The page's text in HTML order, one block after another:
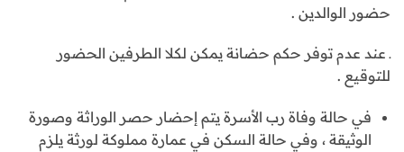
حضور الوالدين .
ـ عند عدم توفر حكم حضانة يمكن لكلا الطرفين الحضور
للتوقيع .
في حالة وفاة رب الأسرة يتم إحضار حصر الوراثة وصورة
الوثيقة ، وفي حالة السكن في عمارة مملوكة لورثة يلزم